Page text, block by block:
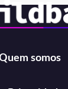
somos